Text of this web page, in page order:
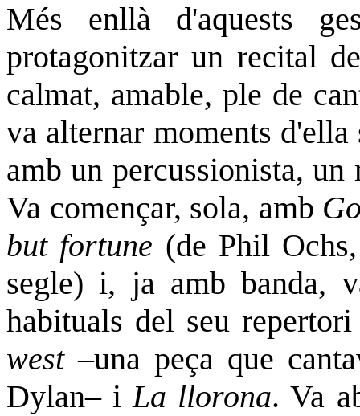
Més enllà d'aquests
protagonitzar un recital
calmat, amable, ple de
va alternar moments
amb un percussionista,
Va començar, sola, amb
but fortune (de Phil
segle) i, ja amb banda,
habituals del seu
west–una peça que
Dylan– iLa llorona. Va